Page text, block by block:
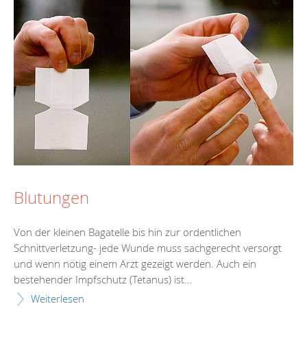
Blutungen
Von der kleinen Bagatelle bis hin zur ordentlichen
Schnittverletzung- jede Wunde muss sachgerecht versorgt
und wenn nötig einem Arzt gezeigt werden. Auch ein
bestehender Impfschutz (Tetanus) ist...
Weiterlesen